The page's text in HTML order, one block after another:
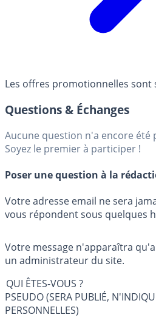
Les offres promotionnelles sont
Questions & Échanges
Aucune question n'a encore été
Soyez le premier à participer !
Poser une question à la
Votre adresse email ne sera
vous répondent sous quelques
Votre message n'apparaîtra
un administrateur du site.
QUI ÊTES-VOUS ?
PSEUDO (SERA PUBLIÉ,
PERSONNELLES)